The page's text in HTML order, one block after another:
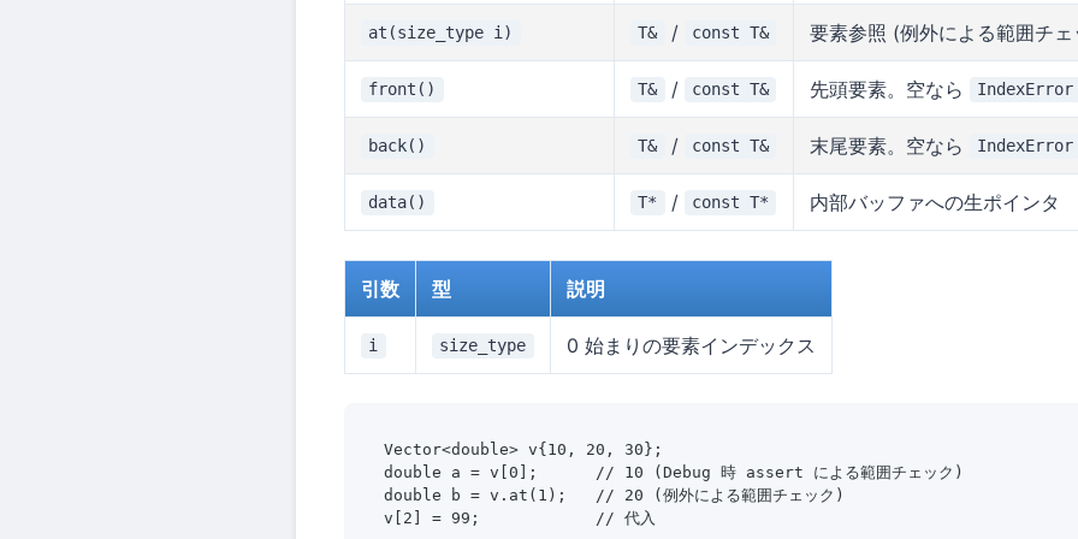
at(size_type i) T& / const T& 要素参照 (例外による範囲チ
front() T& / const T& 先頭要素。空なら IndexError
back() T& / const T& 末尾要素。空なら IndexError
data() T* / const T* 内部バッファへの生ポインタ
引数 型 説明
i size_type 0 始まりの要素インデックス
Vector<double> v{10, 20, 30};
double a = v[0];      // 10 (Debug 時 assert による範囲チェック)
double b = v.at(1);   // 20 (例外による範囲チェック)
v[2] = 99;            // 代入